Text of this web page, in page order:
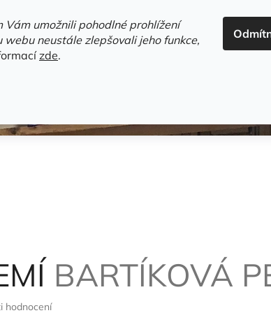
Vám umožnili pohodlné prohlížení
neustále zlepšovali jeho funkce,
zde.
HLEDAT
BARTÍKOVÁ
hodnocení